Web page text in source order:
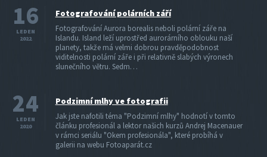
16
LEDEN
2022
Fotografování polárních září
Fotografování Aurora borealis neboli polární záře na
Islandu. Island leží uprostřed aurorárního oblouku naší
planety, takže má velmi dobrou pravděpodobnost
viditelnosti polární záře i při relativně slabých výronech
slunečního větru. Sedm…
24
LEDEN
2020
Podzimní mlhy ve fotografii
Jak jste nafotili téma "Podzimní mlhy" hodnotí v tomto
článku profesionál a lektor našich kurzů Andrej Macenauer
v rámci seriálu "Okem profesionála", které probíhá v
galerii na webu Fotoaparát.cz